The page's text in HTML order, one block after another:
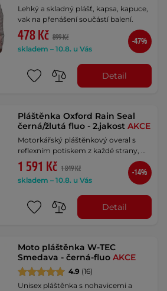
Lehký a skladný plášť, kapsa, kapuce,
vak na přenášení součástí balení.
478 Kč 899 Kč
skladem – 10.8. u Vás
-47%
Detail
Pláštěnka Oxford Rain Seal
černá/žlutá fluo - 2.jakostAKCE
Motorkářský pláštěnkový overal s
reflexním potiskem z každé strany, …
1 591 Kč 1 849 Kč
skladem – 10.8. u Vás
-14%
Detail
Moto pláštěnka W-TEC
Smedava - černá-fluoAKCE
4.9 (16)
Unisex pláštěnka s nohavicemi a